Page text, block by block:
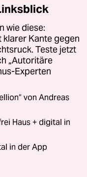
wie diese:
Kante gegen
Teste jetzt
„Autoritäre
Experten
von Andreas
Haus + digital in
in der App